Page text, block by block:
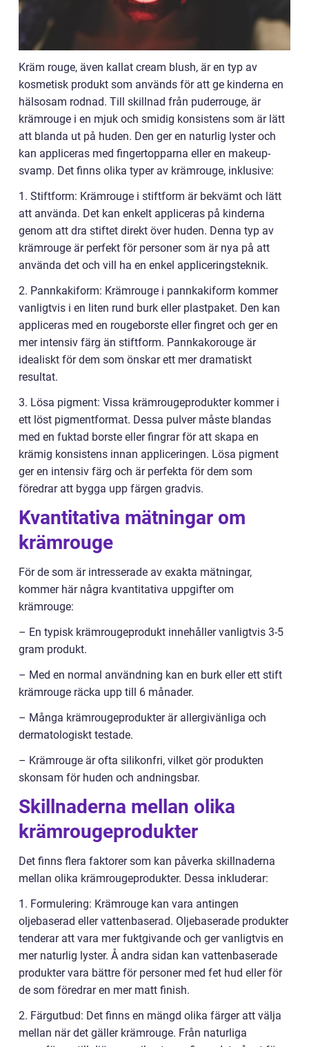
Kräm rouge, även kallat cream blush, är en typ av
kosmetisk produkt som används för att ge kinderna en
hälsosam rodnad. Till skillnad från puderrouge, är
krämrouge i en mjuk och smidig konsistens som är lätt
att blanda ut på huden. Den ger en naturlig lyster och
kan appliceras med fingertopparna eller en makeup-
svamp. Det finns olika typer av krämrouge, inklusive:
1. Stiftform: Krämrouge i stiftform är bekvämt och lätt
att använda. Det kan enkelt appliceras på kinderna
genom att dra stiftet direkt över huden. Denna typ av
krämrouge är perfekt för personer som är nya på att
använda det och vill ha en enkel appliceringsteknik.
2. Pannkakiform: Krämrouge i pannkakiform kommer
vanligtvis i en liten rund burk eller plastpaket. Den kan
appliceras med en rougeborste eller fingret och ger en
mer intensiv färg än stiftform. Pannkakorouge är
idealiskt för dem som önskar ett mer dramatiskt
resultat.
3. Lösa pigment: Vissa krämrougeprodukter kommer i
ett löst pigmentformat. Dessa pulver måste blandas
med en fuktad borste eller fingrar för att skapa en
krämig konsistens innan appliceringen. Lösa pigment
ger en intensiv färg och är perfekta för dem som
föredrar att bygga upp färgen gradvis.
Kvantitativa mätningar om
krämrouge
För de som är intresserade av exakta mätningar,
kommer här några kvantitativa uppgifter om
krämrouge:
– En typisk krämrougeprodukt innehåller vanligtvis 3-5
gram produkt.
– Med en normal användning kan en burk eller ett stift
krämrouge räcka upp till 6 månader.
– Många krämrougeprodukter är allergivänliga och
dermatologiskt testade.
– Krämrouge är ofta silikonfri, vilket gör produkten
skonsam för huden och andningsbar.
Skillnaderna mellan olika
krämrougeprodukter
Det finns flera faktorer som kan påverka skillnaderna
mellan olika krämrougeprodukter. Dessa inkluderar:
1. Formulering: Krämrouge kan vara antingen
oljebaserad eller vattenbaserad. Oljebaserade produkter
tenderar att vara mer fuktgivande och ger vanligtvis en
mer naturlig lyster. Å andra sidan kan vattenbaserade
produkter vara bättre för personer med fet hud eller för
de som föredrar en mer matt finish.
2. Färgutbud: Det finns en mängd olika färger att välja
mellan när det gäller krämrouge. Från naturliga